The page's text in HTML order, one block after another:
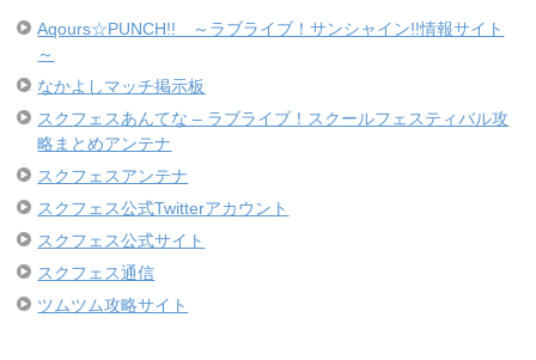
Aqours☆PUNCH!! ～ラブライブ！サンシャイン!!情報サイト
～
なかよしマッチ掲示板
スクフェスあんてな – ラブライブ！スクールフェスティバル攻
略まとめアンテナ
スクフェスアンテナ
スクフェス公式Twitterアカウント
スクフェス公式サイト
スクフェス通信
ツムツム攻略サイト